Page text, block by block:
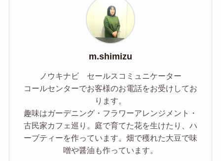
m.shimizu
ノウキナビ セールスコミュニケーター
コールセンターでお客様のお電話をお受けしてお
ります。
趣味はガーデニング・フラワーアレンジメント・
古民家カフェ巡り。庭で育てた花を生けたり、ハ
ーブティーを作っています。畑で穫れた大豆で味
噌や醤油も作っています。